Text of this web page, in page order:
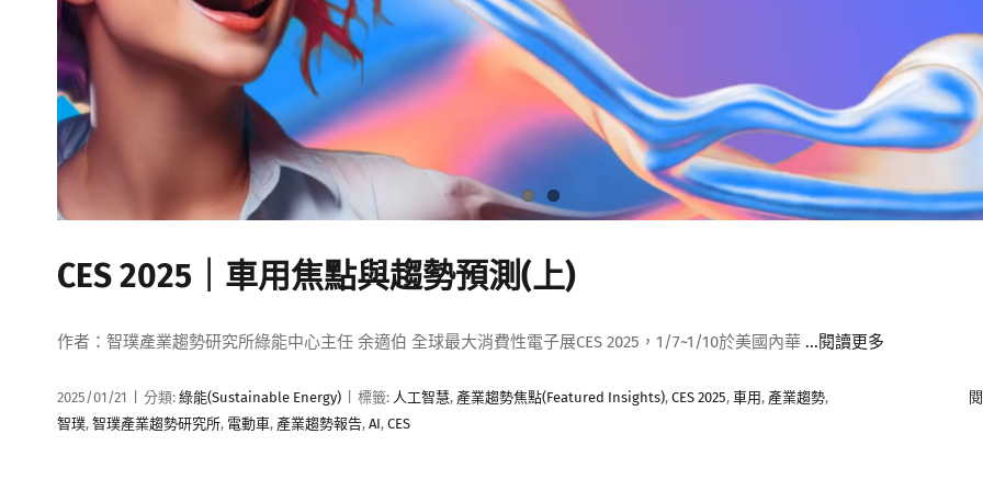
CES 2025｜車用焦點與趨勢預測(上)
作者：智璞產業趨勢研究所綠能中心主任 余適伯 全球最大消費性電子展CES 2025，1/7~1/10於美國內華 ...閱讀更多
2025/01/21 分類: 綠能(Sustainable Energy) 標籤: 人工智慧, 產業趨勢焦點(Featured Insights), CES 2025, 車用, 產業趨勢,
智璞, 智璞產業趨勢研究所, 電動車, 產業趨勢報告, AI, CES